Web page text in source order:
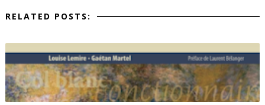
RELATED POSTS: